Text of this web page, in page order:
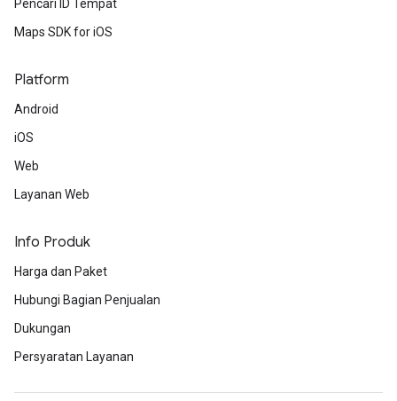
Pencari ID Tempat
Maps SDK for iOS
Platform
Android
iOS
Web
Layanan Web
Info Produk
Harga dan Paket
Hubungi Bagian Penjualan
Dukungan
Persyaratan Layanan